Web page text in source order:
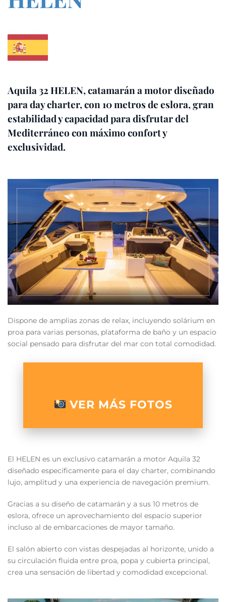
Aquila 32 HELEN, catamarán a motor diseñado
para day charter, con 10 metros de eslora, gran
estabilidad y capacidad para disfrutar del
Mediterráneo con máximo confort y
exclusividad.
Dispone de amplias zonas de relax, incluyendo solárium en
proa para varias personas, plataforma de baño y un espacio
social pensado para disfrutar del mar con total comodidad.
VER MÁS FOTOS
El HELEN es un exclusivo catamarán a motor Aquila 32
diseñado específicamente para el day charter, combinando
lujo, amplitud y una experiencia de navegación premium.
Gracias a su diseño de catamarán y a sus 10 metros de
eslora, ofrece un aprovechamiento del espacio superior
incluso al de embarcaciones de mayor tamaño.
El salón abierto con vistas despejadas al horizonte, unido a
su circulación fluida entre proa, popa y cubierta principal,
crea una sensación de libertad y comodidad excepcional.